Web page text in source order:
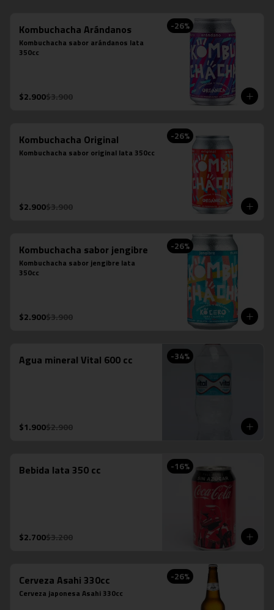
-26%
Kombuchacha Arándanos
Kombuchacha sabor arándanos lata
350cc
$2.900$3.900
-26%
Kombuchacha Original
Kombuchacha sabor original lata 350cc
$2.900$3.900
-26%
Kombuchacha sabor jengibre
Kombuchacha sabor jengibre lata
350cc
$2.900$3.900
-34%
Agua mineral Vital 600 cc
$1.900$2.900
-16%
Bebida lata 350 cc
$2.700$3.200
-26%
Cerveza Asahi 330cc
Cerveza japonesa Asahi 330cc